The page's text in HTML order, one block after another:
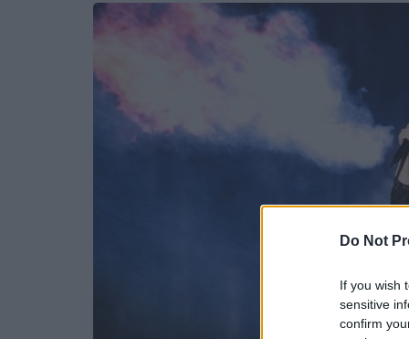
Do Not
If you wish
sensitive
confirm